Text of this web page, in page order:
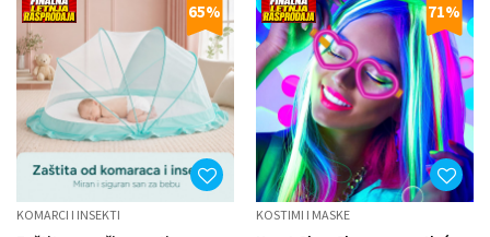
65%
KOMARCI I INSEKTI
71%
KOSTIMI I MASKE